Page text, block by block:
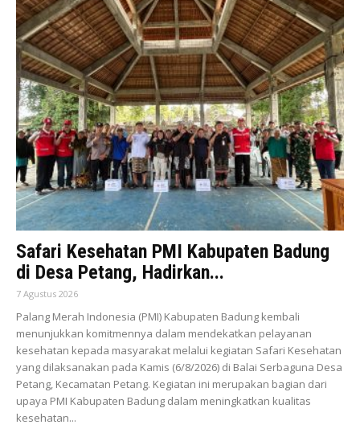
Safari Kesehatan PMI Kabupaten Badung
di Desa Petang, Hadirkan...
7 Agustus 2026
Palang Merah Indonesia (PMI) Kabupaten Badung kembali
menunjukkan komitmennya dalam mendekatkan pelayanan
kesehatan kepada masyarakat melalui kegiatan Safari Kesehatan
yang dilaksanakan pada Kamis (6/8/2026) di Balai Serbaguna Desa
Petang, Kecamatan Petang. Kegiatan ini merupakan bagian dari
upaya PMI Kabupaten Badung dalam meningkatkan kualitas
kesehatan...